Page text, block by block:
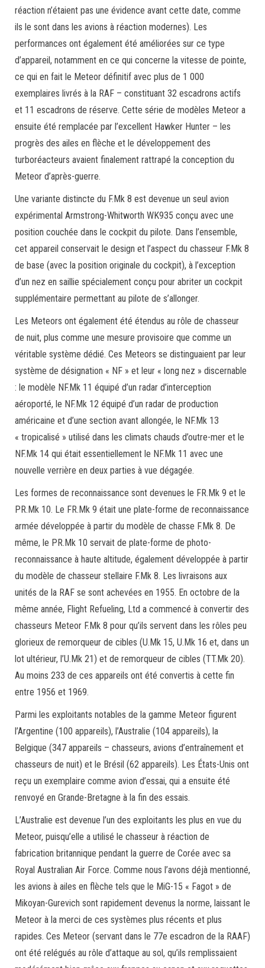
réaction n’étaient pas une évidence avant cette date, comme
ils le sont dans les avions à réaction modernes). Les
performances ont également été améliorées sur ce type
d’appareil, notamment en ce qui concerne la vitesse de pointe,
ce qui en fait le Meteor définitif avec plus de 1 000
exemplaires livrés à la RAF – constituant 32 escadrons actifs
et 11 escadrons de réserve. Cette série de modèles Meteor a
ensuite été remplacée par l’excellent Hawker Hunter – les
progrès des ailes en flèche et le développement des
turboréacteurs avaient finalement rattrapé la conception du
Meteor d’après-guerre.
Une variante distincte du F.Mk 8 est devenue un seul avion
expérimental Armstrong-Whitworth WK935 conçu avec une
position couchée dans le cockpit du pilote. Dans l’ensemble,
cet appareil conservait le design et l’aspect du chasseur F.Mk 8
de base (avec la position originale du cockpit), à l’exception
d’un nez en saillie spécialement conçu pour abriter un cockpit
supplémentaire permettant au pilote de s’allonger.
Les Meteors ont également été étendus au rôle de chasseur
de nuit, plus comme une mesure provisoire que comme un
véritable système dédié. Ces Meteors se distinguaient par leur
système de désignation « NF » et leur « long nez » discernable
: le modèle NF.Mk 11 équipé d’un radar d’interception
aéroporté, le NF.Mk 12 équipé d’un radar de production
américaine et d’une section avant allongée, le NF.Mk 13
« tropicalisé » utilisé dans les climats chauds d’outre-mer et le
NF.Mk 14 qui était essentiellement le NF.Mk 11 avec une
nouvelle verrière en deux parties à vue dégagée.
Les formes de reconnaissance sont devenues le FR.Mk 9 et le
PR.Mk 10. Le FR.Mk 9 était une plate-forme de reconnaissance
armée développée à partir du modèle de chasse F.Mk 8. De
même, le PR.Mk 10 servait de plate-forme de photo-
reconnaissance à haute altitude, également développée à partir
du modèle de chasseur stellaire F.Mk 8. Les livraisons aux
unités de la RAF se sont achevées en 1955. En octobre de la
même année, Flight Refueling, Ltd a commencé à convertir des
chasseurs Meteor F.Mk 8 pour qu’ils servent dans les rôles peu
glorieux de remorqueur de cibles (U.Mk 15, U.Mk 16 et, dans un
lot ultérieur, l’U.Mk 21) et de remorqueur de cibles (TT.Mk 20).
Au moins 233 de ces appareils ont été convertis à cette fin
entre 1956 et 1969.
Parmi les exploitants notables de la gamme Meteor figurent
l’Argentine (100 appareils), l’Australie (104 appareils), la
Belgique (347 appareils – chasseurs, avions d’entraînement et
chasseurs de nuit) et le Brésil (62 appareils). Les États-Unis ont
reçu un exemplaire comme avion d’essai, qui a ensuite été
renvoyé en Grande-Bretagne à la fin des essais.
L’Australie est devenue l’un des exploitants les plus en vue du
Meteor, puisqu’elle a utilisé le chasseur à réaction de
fabrication britannique pendant la guerre de Corée avec sa
Royal Australian Air Force. Comme nous l’avons déjà mentionné,
les avions à ailes en flèche tels que le MiG-15 « Fagot » de
Mikoyan-Gurevich sont rapidement devenus la norme, laissant le
Meteor à la merci de ces systèmes plus récents et plus
rapides. Ces Meteor (servant dans le 77e escadron de la RAAF)
ont été relégués au rôle d’attaque au sol, qu’ils remplissaient